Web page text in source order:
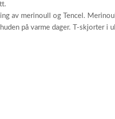
av merinoull og Tencel.
på varme dager. T-skjorter